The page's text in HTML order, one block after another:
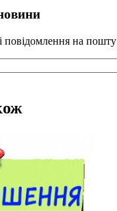
повідомлення на пошту